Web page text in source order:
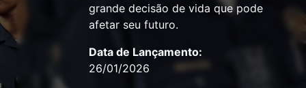
grande decisão de vida que pode
afetar seu futuro.
Data de Lançamento:
26/01/2026